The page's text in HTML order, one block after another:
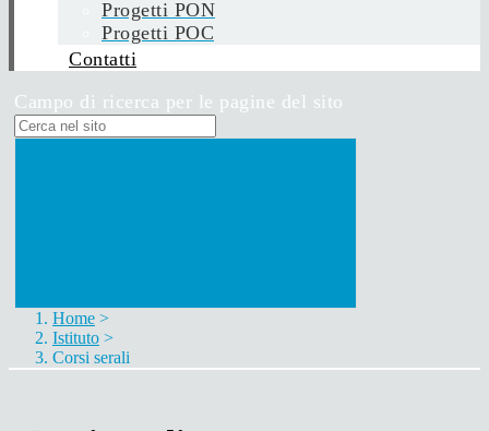
Progetti PON
Progetti POC
Contatti
Campo di ricerca per le pagine del sito
Home >
Istituto >
Corsi serali